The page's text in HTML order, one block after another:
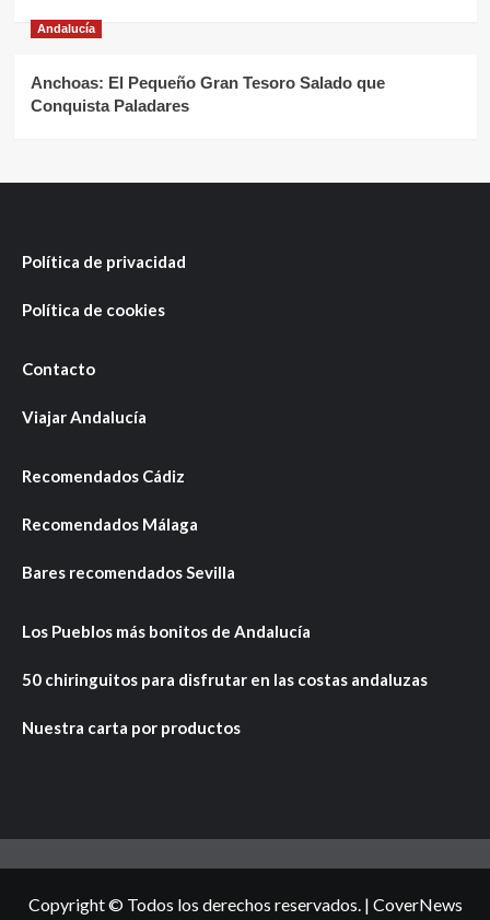
Andalucía
Anchoas: El Pequeño Gran Tesoro Salado que
Conquista Paladares
Política de privacidad
Política de cookies
Contacto
Viajar Andalucía
Recomendados Cádiz
Recomendados Málaga
Bares recomendados Sevilla
Los Pueblos más bonitos de Andalucía
50 chiringuitos para disfrutar en las costas andaluzas
Nuestra carta por productos
Copyright © Todos los derechos reservados. | CoverNews